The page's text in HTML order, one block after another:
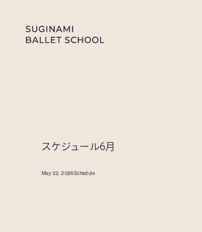
スケジュール6月
May 22, 2026Schedule